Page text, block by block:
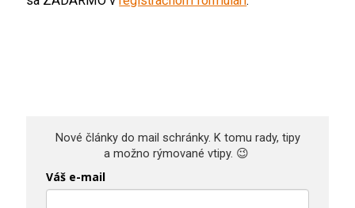
Nové články do mail schránky. K tomu rady, tipy
a možno rýmované vtipy. 😉
Váš e-mail